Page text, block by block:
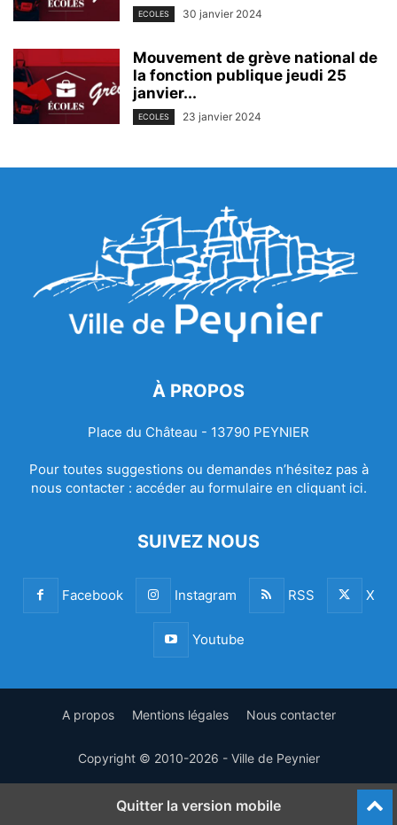
ECOLES 30 janvier 2024
Mouvement de grève national de
la fonction publique jeudi 25
janvier...
ECOLES 23 janvier 2024
À PROPOS
Place du Château - 13790 PEYNIER
Pour toutes suggestions ou demandes n’hésitez pas à
nous contacter : accéder au formulaire en cliquant ici.
SUIVEZ NOUS
Facebook Instagram RSS X
Youtube
A propos Mentions légales Nous contacter
Copyright © 2010-2026 - Ville de Peynier
Quitter la version mobile